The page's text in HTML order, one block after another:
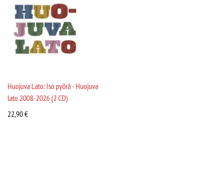
Huojuva Lato: Iso pyörä - Huojuva
lato 2008-2026 (2 CD)
22,90€